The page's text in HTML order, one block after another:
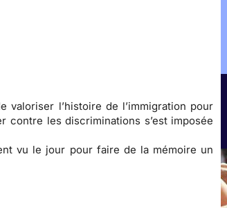
valoriser l’histoire de l’immigration pour
contre lesdiscriminations s’est imposée
vu le jour pour faire de la mémoire un